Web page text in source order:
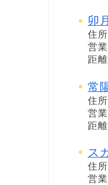
卯
住
営
距
常
住
営
距
ス
住
営